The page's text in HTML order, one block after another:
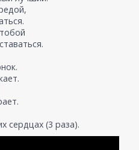
сердцах (3 раза).